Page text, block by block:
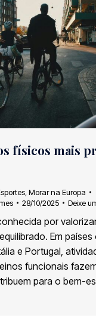
físicos mais
Morar na Europa
28/10/2025 Deixe
por
Em
e Portugal,
funcionais
para o bem-